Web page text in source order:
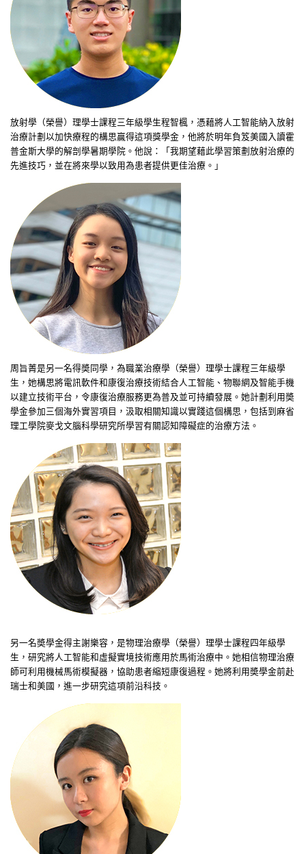
放射學（榮譽）理學士課程三年級學生程智楓 ，憑藉將人工智能納入放射
治療計劃以加快療程的構思贏得這項獎學金，他將於明年負笈美國入讀霍
普金斯大學的解剖學暑期學院。他說：「我期望藉此學習策劃放射治療的
先進技巧，並在將來學以致用為患者提供更佳治療。」
周旨菁是另一名得奬同學，為職業治療學（榮譽）理學士課程三年級學
生，她構思將電訊軟件和康復治療技術結合人工智能、物聯網及智能手機
以建立技術平台，令康復治療服務更為普及並可持續發展。她計劃利用奬
學金參加三個海外實習項目，汲取相關知識以實踐這個構思，包括到麻省
理工學院麥戈文腦科學研究所學習有關認知障礙症的治療方法。
另一名奬學金得主謝樂容 ，是物理治療學（榮譽）理學士課程四年級學
生，研究將人工智能和虛擬實境技術應用於馬術治療中。她相信物理治療
師可利用機械馬術模擬器，協助患者縮短康復過程。她將利用奬學金前赴
瑞士和美國，進一步研究這項前沿科技。